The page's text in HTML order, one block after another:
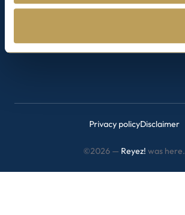
mail@cicerones.nl
Privacy policyDisclaimer
©2026 — Reyez! was here.